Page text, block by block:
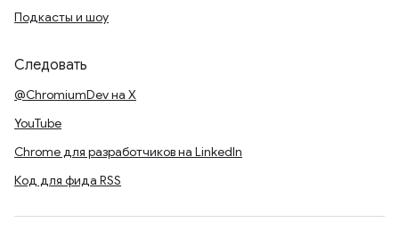
Подкасты и шоу
Следовать
@ChromiumDev на X
YouTube
Chrome для разработчиков на LinkedIn
Код для фида RSS